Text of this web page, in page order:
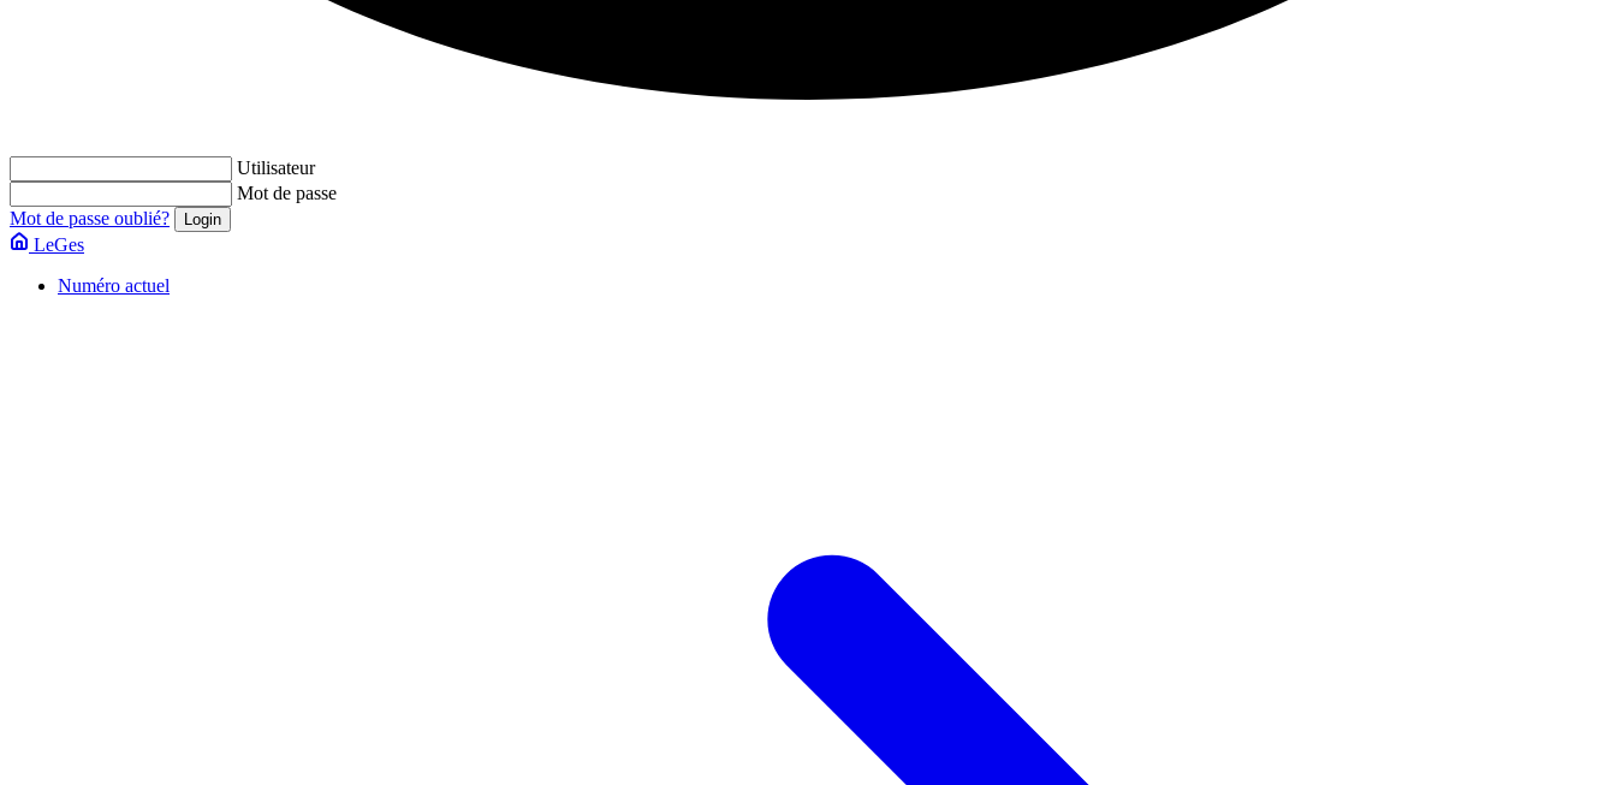
Utilisateur
Mot de passe
Mot de passe oublié?
LeGes
Numéro actuel